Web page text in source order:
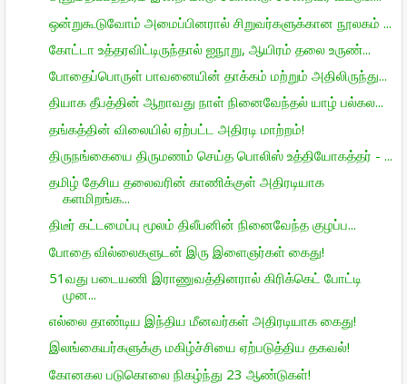
ஒன்றுகூடுவோம் அமைப்பினரால் சிறுவர்களுக்கான நூலகம் ...
கோட்டா உத்தரவிட்டிருந்தால் ஐநூறு, ஆயிரம் தலை உருண்...
போதைப்பொருள் பாவனையின் தாக்கம் மற்றும் அதிலிருந்து...
தியாக தீபத்தின் ஆறாவது நாள் நினைவேந்தல் யாழ் பல்கல...
தங்கத்தின் விலையில் ஏற்பட்ட அதிரடி மாற்றம்!
திருநங்கையை திருமணம் செய்த பொலிஸ் உத்தியோகத்தர் - ...
தமிழ் தேசிய தலைவரின் காணிக்குள் அதிரடியாக
களமிறங்க...
திடீர் கட்டமைப்பு மூலம் திலீபனின் நினைவேந்த குழப்ப...
போதை வில்லைகளுடன் இரு இளைஞர்கள் கைது!
51வது படையணி இராணுவத்தினரால் கிரிக்கெட் போட்டி
முன...
எல்லை தாண்டிய இந்திய மீனவர்கள் அதிரடியாக கைது!
இலங்கையர்களுக்கு மகிழ்ச்சியை ஏற்படுத்திய தகவல்!
கோனகல படுகொலை நிகழ்ந்து 23 ஆண்டுகள்!